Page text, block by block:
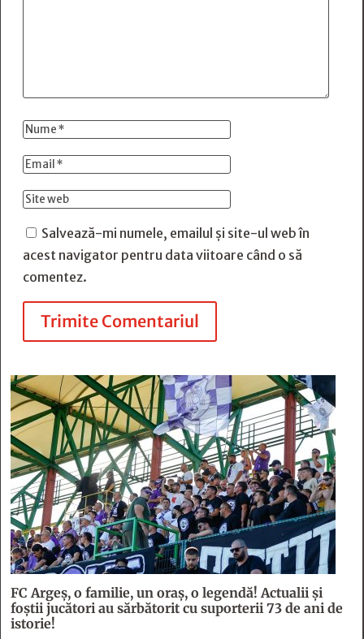
Salvează-mi numele, emailul și site-ul web în
acest navigator pentru data viitoare când o să
comentez.
Trimite Comentariul
FC Argeş, o familie, un oraș, o legendă! Actualii şi
foştii jucători au sărbătorit cu suporterii 73 de ani de
istorie!